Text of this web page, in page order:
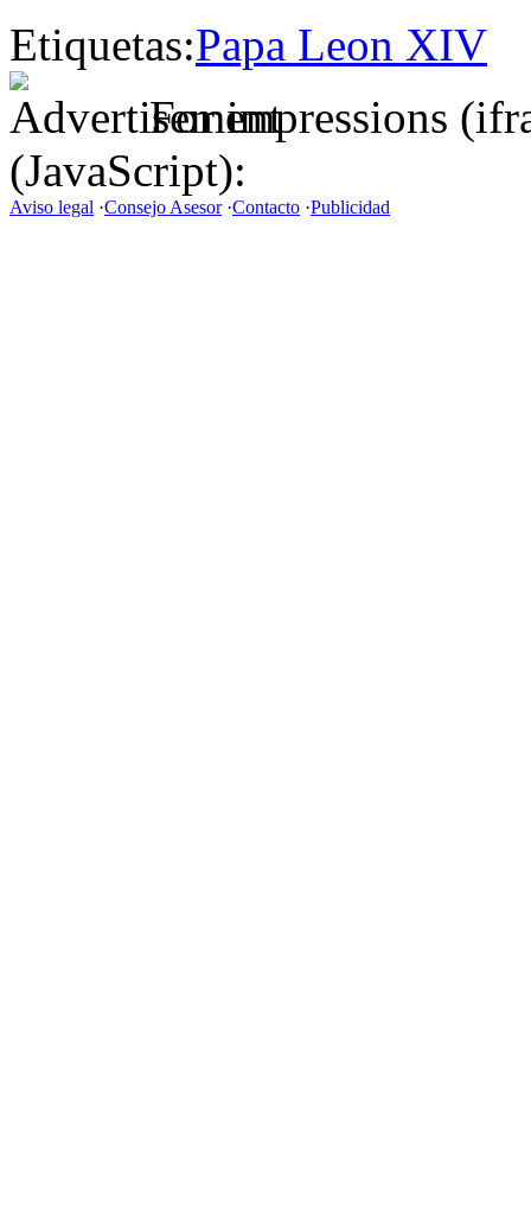
Etiquetas:Papa Leon XIV
For impressions
(JavaScript):
Aviso legal ·Consejo Asesor·Contacto ·Publicidad